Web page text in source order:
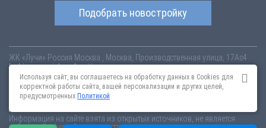
Подобрать новостройку
ЖК «Лучи» Россия Москва
, Москва, Производственная улица, 17Ас4
luchi.novopoisk.msk.ruКупить квартиру в новом жилом комплексе
«Лучи» от «ЛСР. Недвижимость - Москва» в районе Солнцево. Квартиры
различных планировок от 7.57 млн рублей!
Информация на сайте взята из открытых источников, не является
Используя сайт, вы соглашаетесь на обработку данных в Cookies для
корректной работы сайта, вашей персонализации и других целей,
предусмотренных Политикой